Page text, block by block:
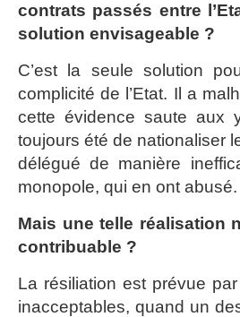
contrats passés entre
solution envisageable ?
C’est la seule solution
complicité de l’Etat. Il a
cette évidence saute aux
toujours été de nationaliser
délégué de manière
monopole, qui en ont abusé.
Mais une telle réalisation
contribuable ?
La résiliation est prévue
inacceptables, quand un